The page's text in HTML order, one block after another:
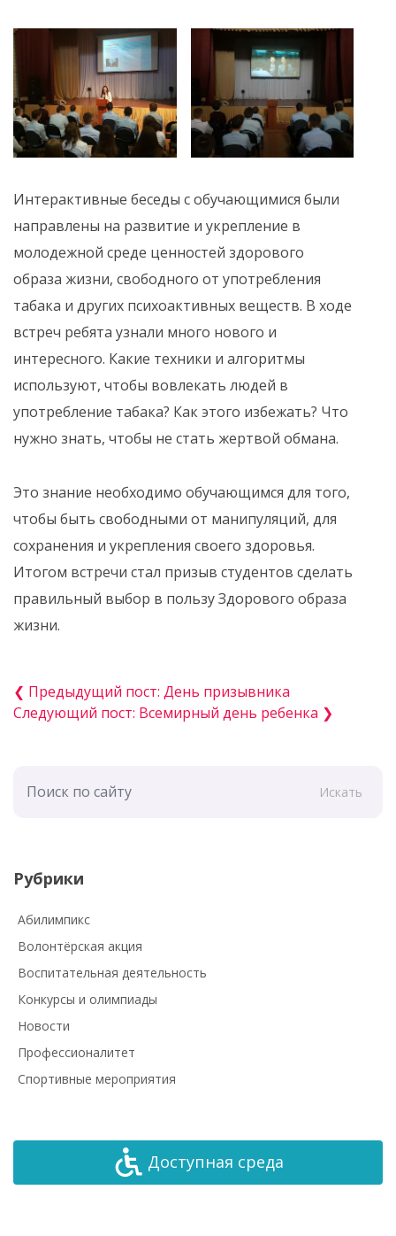
Интерактивные беседы с обучающимися были
направлены на развитие и укрепление в
молодежной среде ценностей здорового
образа жизни, свободного от употребления
табака и других психоактивных веществ. В ходе
встреч ребята узнали много нового и
интересного. Какие техники и алгоритмы
используют, чтобы вовлекать людей в
употребление табака? Как этого избежать? Что
нужно знать, чтобы не стать жертвой обмана.
Это знание необходимо обучающимся для того,
чтобы быть свободными от манипуляций, для
сохранения и укрепления своего здоровья.
Итогом встречи стал призыв студентов сделать
правильный выбор в пользу Здорового образа
жизни.
❮ Предыдущий пост: День призывника
Следующий пост: Всемирный день ребенка ❯
Искать
Рубрики
Абилимпикс
Волонтёрская акция
Воспитательная деятельность
Конкурсы и олимпиады
Новости
Профессионалитет
Спортивные мероприятия
Доступная среда